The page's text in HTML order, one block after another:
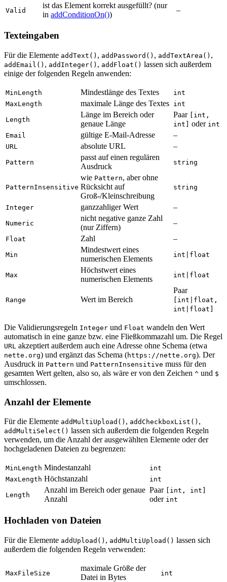
Valid
ist das Element korrekt ausgefüllt? (nur
in addConditionOn())
–
Texteingaben
Für die Elemente addText() , addPassword() , addTextArea() ,
addEmail() , addInteger() , addFloat() lassen sich außerdem
einige der folgenden Regeln anwenden:
MinLength Mindestlänge des Textes
int
MaxLength
maximale Länge des Textes int
Length
Länge im Bereich oder
genaue Länge
Paar
[int,
int]
oder int
Email
gültige E-Mail-Adresse –
URL absolute URL –
Pattern
passt auf einen regulären
Ausdruck
string
PatternInsensitive
wie Pattern, aber ohne
Rücksicht auf
Groß-/Kleinschreibung
string
Integer ganzzahliger Wert –
Numeric
nicht negative ganze Zahl
(nur Ziffern)
–
Float Zahl –
Min
Mindestwert eines
numerischen Elements
int|float
Max
Höchstwert eines
numerischen Elements
int|float
Range Wert im Bereich
Paar
[int|float,
int|float]
Die Validierungsregeln Integer und Float wandeln den Wert
automatisch in eine ganze bzw. eine Fließkommazahl um. Die Regel
URL akzeptiert außerdem auch eine Adresse ohne Schema (etwa
nette.org) und ergänzt das Schema (https://nette.org). Der
Ausdruck in Pattern und PatternInsensitive muss für den
gesamten Wert gelten, also so, als wäre er von den Zeichen ^ und $
umschlossen.
Anzahl der Elemente
Für die Elemente addMultiUpload() , addCheckboxList() ,
addMultiSelect() lassen sich außerdem die folgenden Regeln
verwenden, um die Anzahl der ausgewählten Elemente oder der
hochgeladenen Dateien zu begrenzen:
MinLength Mindestanzahl
int
MaxLength Höchstanzahl int
Length
Anzahl im Bereich oder genaue
Anzahl
Paar [int, int]
oder int
Hochladen von Dateien
Für die Elemente addUpload() , addMultiUpload() lassen sich
außerdem die folgenden Regeln verwenden:
MaxFileSize
maximale Größe der
Datei in Bytes
int